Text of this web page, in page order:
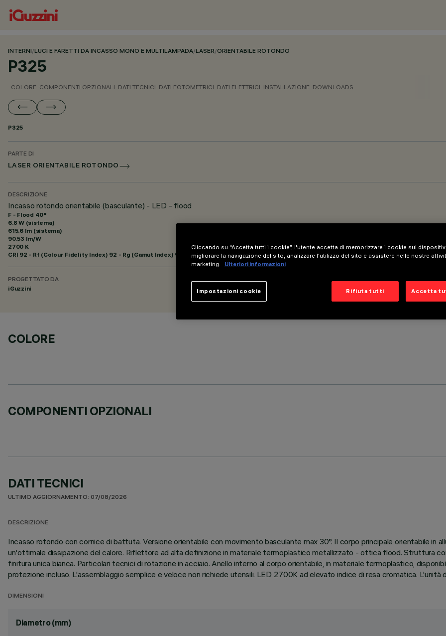
INTERNI/LUCI E FARETTI DA INCASSO MONO E MULTILAMPADA/LASER/ORIENTABILE ROTONDO
P325
COLORE COMPONENTI OPZIONALI DATI TECNICI DATI FOTOMETRICI DATI ELETTRICI INSTALLAZIONE DOWNLOADS
P325
PARTE DI
LASER ORIENTABILE ROTONDO
DESCRIZIONE
Incasso rotondo orientabile (basculante) - LED - flood
F - Flood 40°
6.8 W (sistema)
615.6 lm (sistema)
90.53 lm/W
2700 K
CRI 92 - Rf (Colour Fidelity Index) 92 - Rg (Gamut Index) 99
PROGETTATO DA
iGuzzini
COLORE
COMPONENTI OPZIONALI
DATI TECNICI
ULTIMO AGGIORNAMENTO: 07/08/2026
DESCRIZIONE
Incasso rotondo con cornice di battuta. Versione orientabile con movimento basculante max 30°. Il corpo principale orientabile in
un'ottimale dissipazione del calore. Riflettore ad alta definizione in materiale termoplastico metallizzato - ottica flood. Struttura
finitura unica bianca. Particolari tecnici di rotazione in acciaio. Anello interno al corpo orientabile, in materiale termoplastico,
protezione incluso. L'assemblaggio semplice e veloce non richiede utensili. LED 2700K ad elevato indice di resa cromatica.
DIMENSIONI
Diametro (mm)
Cliccando su “Accetta tutti i cookie”, l'utente accetta di memorizzare i cookie sul
migliorare la navigazione del sito, analizzare l'utilizzo del sito e assistere nelle nostre
marketing.
Ulteriori informazioni
Rifiuta tutti Accetta
Impostazioni cookie